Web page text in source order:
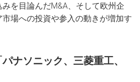
を目論んだM&A、そして欧州企
場への投資や参入の動きが増加す
ナソニック、三菱重工、